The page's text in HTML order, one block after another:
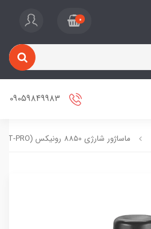
0
ماساژور شارژی 8850 رونیکس (FIT-PRO)